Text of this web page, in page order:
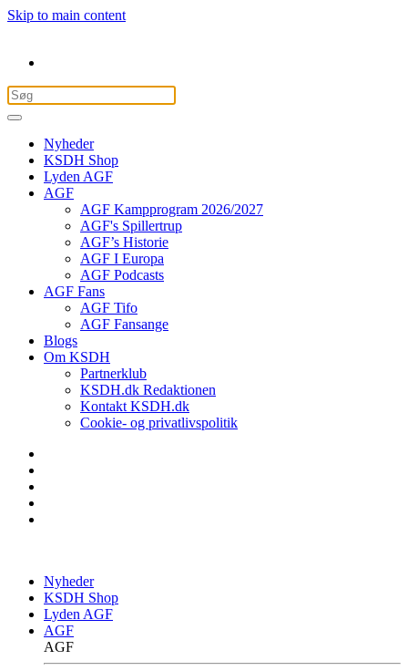
Skip to main content
Nyheder
KSDH Shop
Lyden AGF
AGF
AGF Kampprogram 2026/2027
AGF's Spillertrup
AGF’s Historie
AGF I Europa
AGF Podcasts
AGF Fans
AGF Tifo
AGF Fansange
Blogs
Om KSDH
Partnerklub
KSDH.dk Redaktionen
Kontakt KSDH.dk
Cookie- og privatlivspolitik
Nyheder
KSDH Shop
Lyden AGF
AGF
AGF